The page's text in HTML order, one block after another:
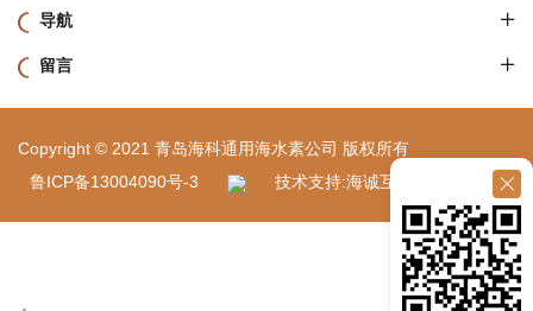
导航
留言
Copyright © 2021 青岛海科通用海水素公司 版权所有
鲁ICP备13004090号-3
技术支持:海诚互联 站点地图